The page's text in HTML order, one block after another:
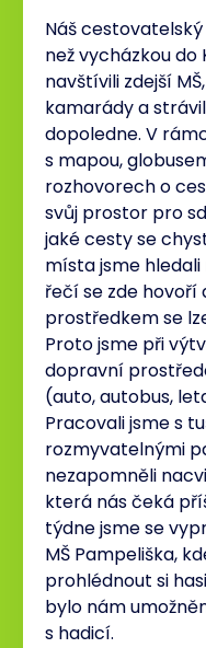
Náš
než vycházkou do
navštívili zdejší
kamarády a
dopoledne. V
s mapou,
rozhovorech o
svůj prostor pro
jaké cesty se
místa jsme hledali
řečí se zde
prostředkem se
Proto jsme při
dopravní
(auto, autobus,
Pracovali jsme s
rozmyvatelnými
nezapomněli
která nás čeká
týdne jsme se
MŠ Pampeliška,
prohlédnout si
bylo nám
s hadicí.